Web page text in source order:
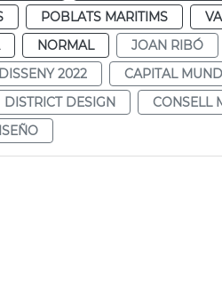
POBLATS MARITIMS
NORMAL JOAN RIBÓ
2022
CAPITAL
DISTRICT DESIGN
CONSELL